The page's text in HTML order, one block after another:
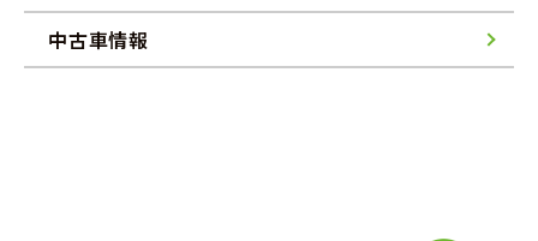
中古車情報